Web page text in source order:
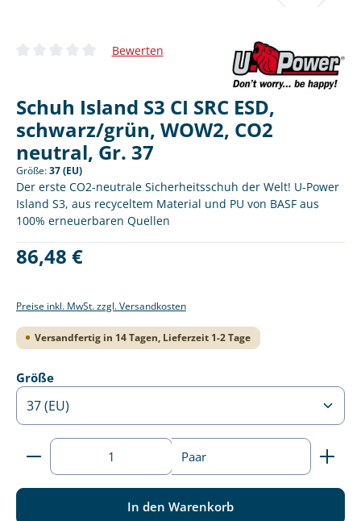
Durchschnittliche Bewertung von 0 von 5 Sternen
Bewerten
Schuh Island S3 CI SRC ESD,
schwarz/grün, WOW2, CO2
neutral, Gr. 37
Größe:37 (EU)
Der erste CO2-neutrale Sicherheitsschuh der Welt! U-Power
Island S3, aus recyceltem Material und PU von BASF aus
100% erneuerbaren Quellen
Regulärer Preis:
86,48 €
Preise inkl. MwSt. zzgl. Versandkosten
Versandfertig in 14 Tagen, Lieferzeit 1-2 Tage
Größeauswählen
Produkt Anzahl: Gib den gewünschten Wert ein
Paar
In den Warenkorb